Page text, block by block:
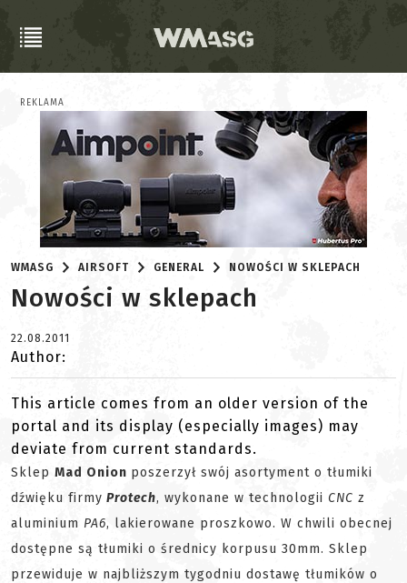
REKLAMA
WMASG AIRSOFT GENERAL NOWOŚCI W SKLEPACH
Nowości w sklepach
22.08.2011
Author:
This article comes from an older version of the
portal and its display (especially images) may
deviate from current standards.
Sklep Mad Onion poszerzył swój asortyment o tłumiki
dźwięku firmy Protech, wykonane w technologii CNC z
aluminium PA6, lakierowane proszkowo. W chwili obecnej
dostępne są tłumiki o średnicy korpusu 30mm. Sklep
przewiduje w najbliższym tygodniu dostawę tłumików o